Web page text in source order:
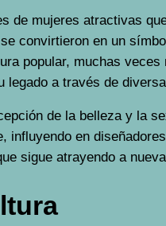
de mujeres atractivas
convirtieron en un
popular, muchas
a través de
de la belleza y la
en
sigue atrayendo a